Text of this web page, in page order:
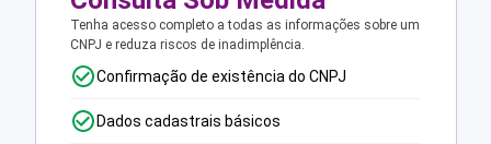
Tenha acesso completo a todas as informações sobre um
CNPJ e reduza riscos de inadimplência.
Confirmação de existência do CNPJ
Dados cadastrais básicos